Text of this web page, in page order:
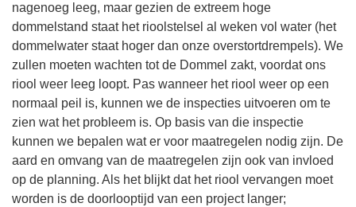
nagenoeg leeg, maar gezien de extreem hoge
dommelstand staat het rioolstelsel al weken vol water (het
dommelwater staat hoger dan onze overstortdrempels). We
zullen moeten wachten tot de Dommel zakt, voordat ons
riool weer leeg loopt. Pas wanneer het riool weer op een
normaal peil is, kunnen we de inspecties uitvoeren om te
zien wat het probleem is. Op basis van die inspectie
kunnen we bepalen wat er voor maatregelen nodig zijn. De
aard en omvang van de maatregelen zijn ook van invloed
op de planning. Als het blijkt dat het riool vervangen moet
worden is de doorlooptijd van een project langer;